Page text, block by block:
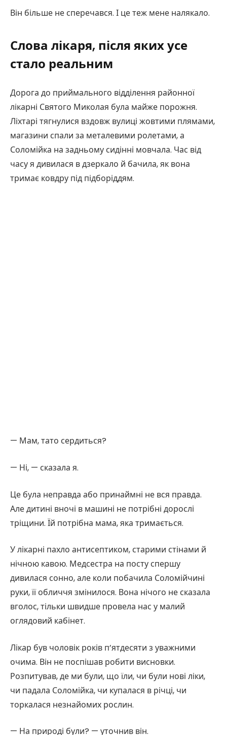
Він більше не сперечався. І це теж мене налякало.
Слова лікаря, після яких усе
стало реальним
Дорога до приймального відділення районної
лікарні Святого Миколая була майже порожня.
Ліхтарі тягнулися вздовж вулиці жовтими плямами,
магазини спали за металевими ролетами, а
Соломійка на задньому сидінні мовчала. Час від
часу я дивилася в дзеркало й бачила, як вона
тримає ковдру під підборіддям.
— Мам, тато сердиться?
— Ні, — сказала я.
Це була неправда або принаймні не вся правда.
Але дитині вночі в машині не потрібні дорослі
тріщини. Їй потрібна мама, яка тримається.
У лікарні пахло антисептиком, старими стінами й
нічною кавою. Медсестра на посту спершу
дивилася сонно, але коли побачила Соломійчині
руки, її обличчя змінилося. Вона нічого не сказала
вголос, тільки швидше провела нас у малий
оглядовий кабінет.
Лікар був чоловік років п’ятдесяти з уважними
очима. Він не поспішав робити висновки.
Розпитував, де ми були, що їли, чи були нові ліки,
чи падала Соломійка, чи купалася в річці, чи
торкалася незнайомих рослин.
— На природі були? — уточнив він.